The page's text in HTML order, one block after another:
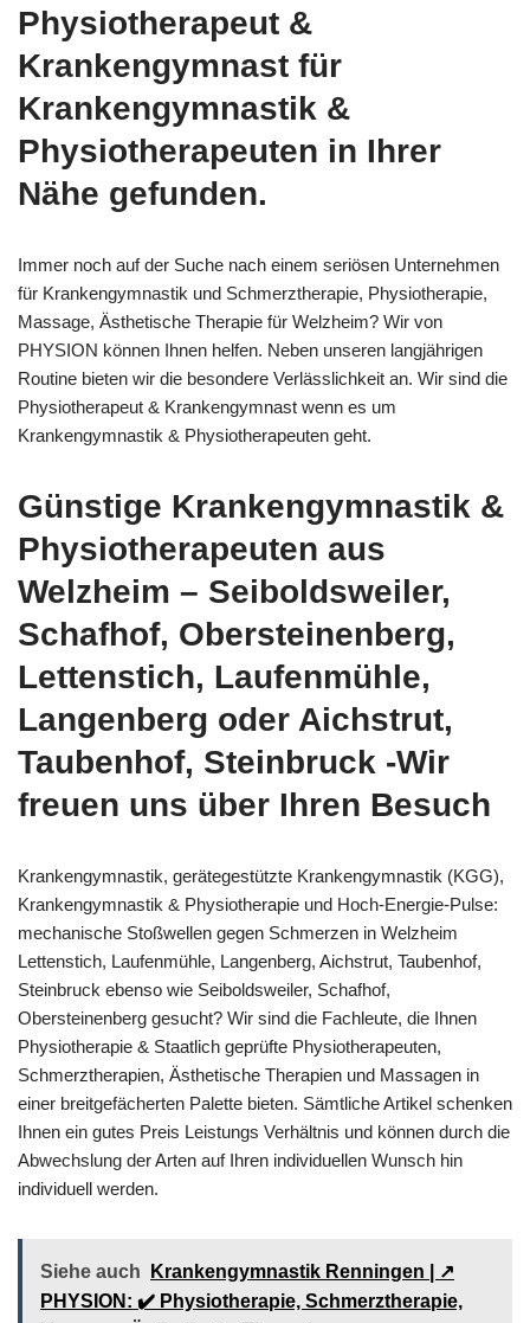
Physiotherapeut &
Krankengymnast für
Krankengymnastik &
Physiotherapeuten in Ihrer
Nähe gefunden.
Immer noch auf der Suche nach einem seriösen Unternehmen
für Krankengymnastik und Schmerztherapie, Physiotherapie,
Massage, Ästhetische Therapie für Welzheim? Wir von
PHYSION können Ihnen helfen. Neben unseren langjährigen
Routine bieten wir die besondere Verlässlichkeit an. Wir sind die
Physiotherapeut & Krankengymnast wenn es um
Krankengymnastik & Physiotherapeuten geht.
Günstige Krankengymnastik &
Physiotherapeuten aus
Welzheim – Seiboldsweiler,
Schafhof, Obersteinenberg,
Lettenstich, Laufenmühle,
Langenberg oder Aichstrut,
Taubenhof, Steinbruck -Wir
freuen uns über Ihren Besuch
Krankengymnastik, gerätegestützte Krankengymnastik (KGG),
Krankengymnastik & Physiotherapie und Hoch-Energie-Pulse:
mechanische Stoßwellen gegen Schmerzen in Welzheim
Lettenstich, Laufenmühle, Langenberg, Aichstrut, Taubenhof,
Steinbruck ebenso wie Seiboldsweiler, Schafhof,
Obersteinenberg gesucht? Wir sind die Fachleute, die Ihnen
Physiotherapie & Staatlich geprüfte Physiotherapeuten,
Schmerztherapien, Ästhetische Therapien und Massagen in
einer breitgefächerten Palette bieten. Sämtliche Artikel schenken
Ihnen ein gutes Preis Leistungs Verhältnis und können durch die
Abwechslung der Arten auf Ihren individuellen Wunsch hin
individuell werden.
Siehe auch
Krankengymnastik Renningen | ↗️
PHYSION: ✔️ Physiotherapie, Schmerztherapie,